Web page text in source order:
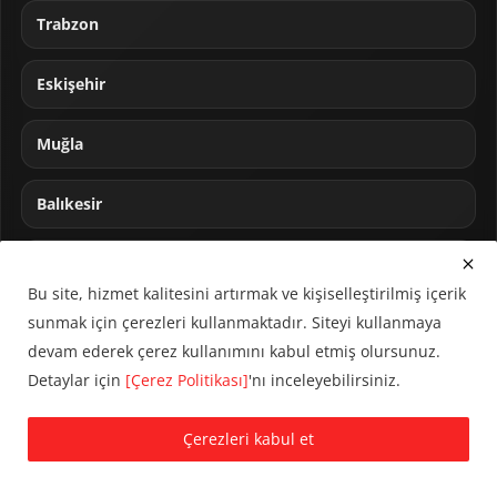
Trabzon
Eskişehir
Muğla
Balıkesir
© 2024 CUMHA (Cumhur Haber Ajansı) Tüm hakları saklıdır.
KVKK Aydınlatma Metni
Çerez Politikası
Bu site, hizmet kalitesini artırmak ve kişiselleştirilmiş içerik
sunmak için çerezleri kullanmaktadır. Siteyi kullanmaya
devam ederek çerez kullanımını kabul etmiş olursunuz.
Detaylar için [Çerez Politikası]'nı inceleyebilirsiniz.
Çerezleri kabul et